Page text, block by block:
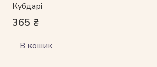
Кубдарі
365 ₴
В кошик